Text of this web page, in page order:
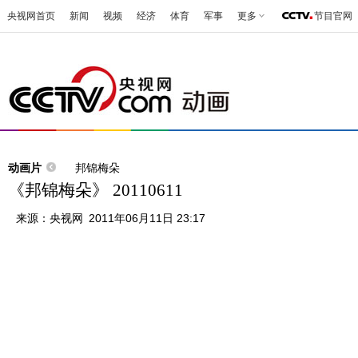
央视网首页 新闻 视频 经济 体育 军事 更多 节目官网
动画片 邦锦梅朵
《邦锦梅朵》 20110611
来源： 央视网 2011年06月11日 23:17